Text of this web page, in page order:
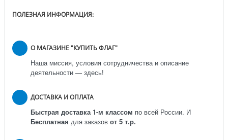
ПОЛЕЗНАЯ ИНФОРМАЦИЯ:
О МАГАЗИНЕ "КУПИТЬ ФЛАГ"
Наша миссия, условия сотрудничества и описание
деятельности — здесь!
ДОСТАВКА И ОПЛАТА
Быстрая доставка 1-м классом по всей России. И
Бесплатная для заказов от 5 т.р.